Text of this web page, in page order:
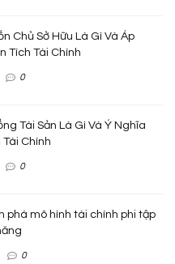
Chủ Sở Hữu Là Gì Và Áp
Tích Tài Chính
0
Tài Sản Là Gì Và Ý Nghĩa
Chính
0
phá mô hình tài chính phi tập
0